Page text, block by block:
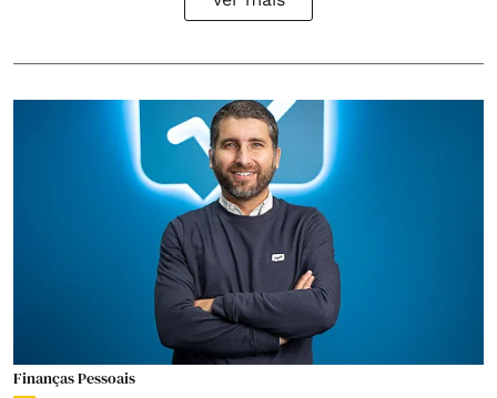
Finanças Pessoais